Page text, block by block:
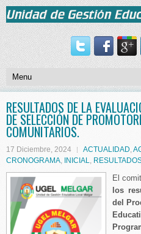
RESULTADOS DE LA
DE SELECCIÓN DE
COMUNITARIOS.
17 Diciembre, 2024 ACTUALIDAD,
CRONOGRAMA, INICIAL,
El
los
del